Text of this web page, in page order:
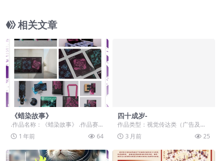
相关文章
《蜡染故事》
.作品名称：《蜡染故事》 .作品赛
道：设计师组：命题赛道-”元宇宙
+非遗“ .作...
1 年前 64
四十成岁-
作品类型：视觉传达类（广告及海
报设计、数字摄影、数字绘画、UI
设计、VI品牌形象...
3 月前 25